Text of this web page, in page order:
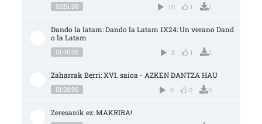
00:51:00 10 1 1
Dando la latam: Dando la Latam 1X24: Un verano Dand
o la Latam
01:00:02 8 1 1
Zaharrak Berri: XVI. saioa - AZKEN DANTZA HAU
01:08:00 9 0 0
Zeresanik ez: MAKRIBA!